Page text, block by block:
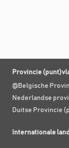
Provincie
@Belgische
Nederlandse
Duitse Provincie
Internationale